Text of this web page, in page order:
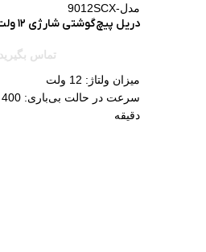
دریل پیچ‌گوشتی شارژی 12 ولت مدل 9012SCX
تماس بگیرید
میزان ولتاژ: 12 ولت
دقیقه